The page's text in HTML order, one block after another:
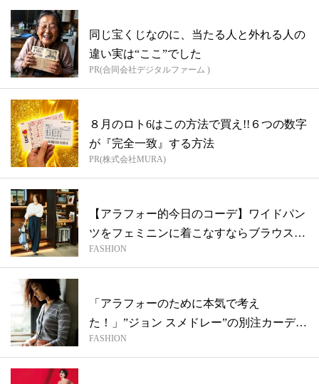
同じ宝くじなのに、当たる人と外れる人の
違い実は“ここ”でした
PR(合同会社デジタルファーム )
８月のロト6はこの方法で買え!!６つの数字
が『完全一致』する方法
PR(株式会社MURA)
【アラフォー的今日のコーデ】ワイドパン
ツをフェミニンに着こなすならブラウス合
わせ...
FASHION
「アラフォーのために本気で考え
た！」”ジョン スメドレー”の別注カーディ
ガン
FASHION